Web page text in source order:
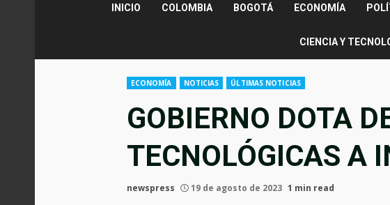
INICIO COLOMBIA BOGOTÁ ECONOMÍA
CIENCIA Y
ECONOMÍA NOTICIAS ÚLTIMAS NOTICIAS
GOBIERNO DOTA
TECNOLÓGICAS A
newspress 19 de agosto de 2023 1 min read